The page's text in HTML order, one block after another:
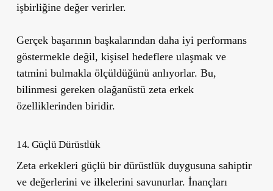
işbirliğine değer verirler.
Gerçek başarının başkalarından daha iyi performans
göstermekle değil, kişisel hedeflere ulaşmak ve
tatmini bulmakla ölçüldüğünü anlıyorlar. Bu,
bilinmesi gereken olağanüstü zeta erkek
özelliklerinden biridir.
14. Güçlü Dürüstlük
Zeta erkekleri güçlü bir dürüstlük duygusuna sahiptir
ve değerlerini ve ilkelerini savunurlar. İnançları